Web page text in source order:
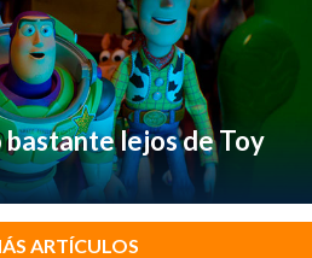
lejos de Toy
ARTÍCULOS